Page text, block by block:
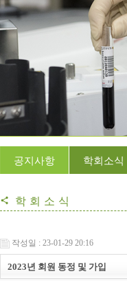
공지사항 학회소식
share 학회소식
작성일 : 23-01-29 20:16
2023년 회원 동정 및 가입